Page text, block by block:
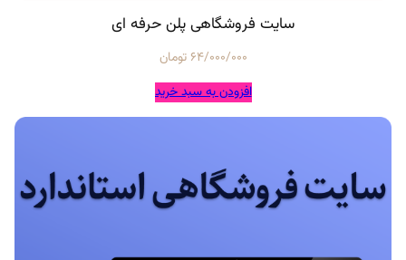
سایت فروشگاهی پلن حرفه ای
64/000/000 تومان
افزودن به سبد خرید